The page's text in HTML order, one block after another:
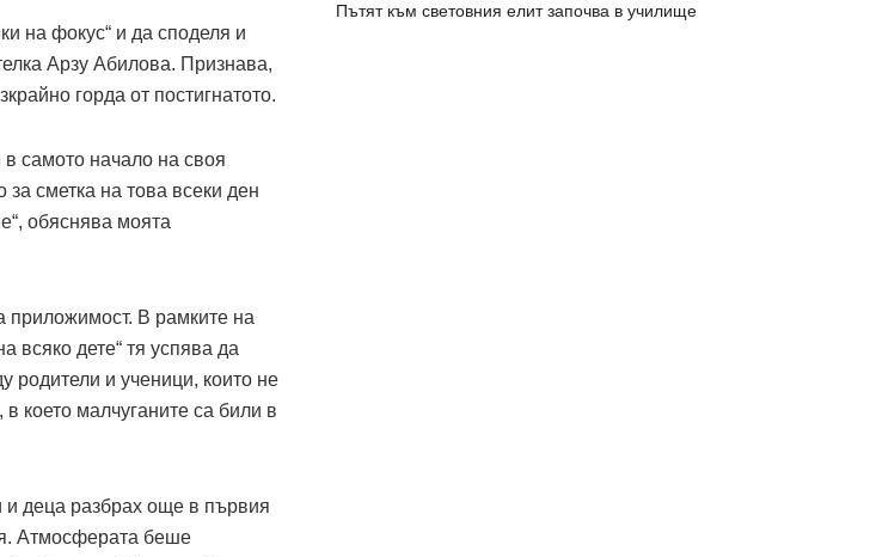
на фокус“ и да споделя и
Арзу Абилова. Признава,
горда от постигнатото.
самото начало на своя
сметка на това всеки ден
обяснява моята
приложимост. В рамките на
всяко дете“ тя успява да
родители и ученици, които не
което малчуганите са били в
и деца разбрах още в първия
Атмосферата беше
Пътят към световния елит започва в училище